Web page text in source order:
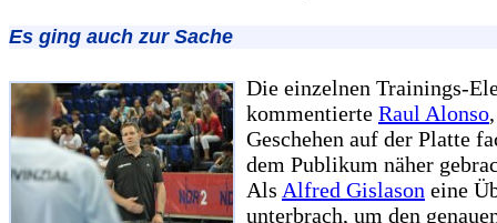
Es ging auch zur Sache
Die einzelnen Trainings-
kommentierte Raul Alonso
Geschehen auf der Platte
dem Publikum näher
Als Alfred Gislason eine
unterbrach, um den